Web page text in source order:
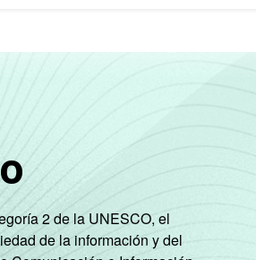
2 de la UNESCO, el
de la información y del